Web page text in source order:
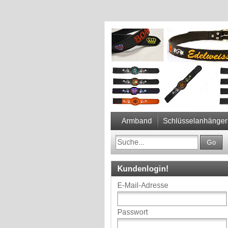
Armband Schlüsselanhänger
Go
Kundenlogin!
E-Mail-Adresse
Passwort